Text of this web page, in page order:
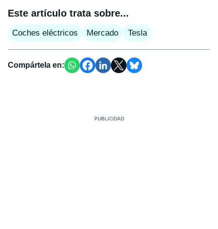
Este artículo trata sobre...
Coches eléctricos Mercado Tesla
Compártela en: